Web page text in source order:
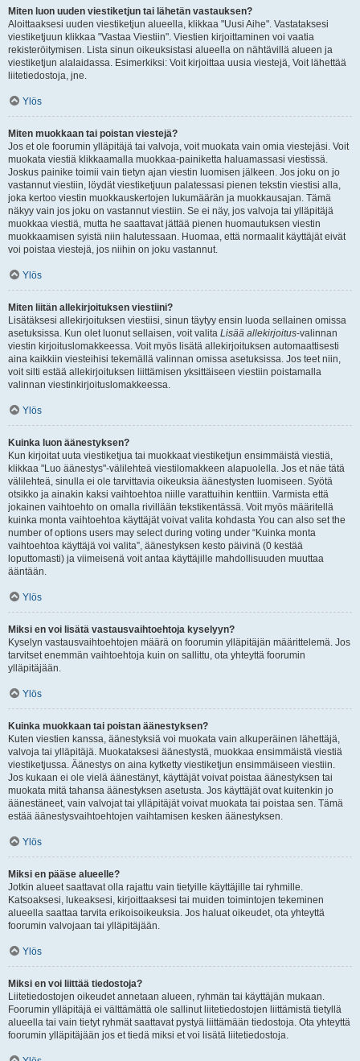
Miten luon uuden viestiketjun tai lähetän vastauksen?
Aloittaaksesi uuden viestiketjun alueella, klikkaa "Uusi Aihe". Vastataksesi
viestiketjuun klikkaa "Vastaa Viestiin". Viestien kirjoittaminen voi vaatia
rekisteröitymisen. Lista sinun oikeuksistasi alueella on nähtävillä alueen ja
viestiketjun alalaidassa. Esimerkiksi: Voit kirjoittaa uusia viestejä, Voit lähettää
liitetiedostoja, jne.
Ylös
Miten muokkaan tai poistan viestejä?
Jos et ole foorumin ylläpitäjä tai valvoja, voit muokata vain omia viestejäsi. Voit
muokata viestiä klikkaamalla muokkaa-painiketta haluamassasi viestissä.
Joskus painike toimii vain tietyn ajan viestin luomisen jälkeen. Jos joku on jo
vastannut viestiin, löydät viestiketjuun palatessasi pienen tekstin viestisi alla,
joka kertoo viestin muokkauskertojen lukumäärän ja muokkausajan. Tämä
näkyy vain jos joku on vastannut viestiin. Se ei näy, jos valvoja tai ylläpitäjä
muokkaa viestiä, mutta he saattavat jättää pienen huomautuksen viestin
muokkaamisen syistä niin halutessaan. Huomaa, että normaalit käyttäjät eivät
voi poistaa viestejä, jos niihin on joku vastannut.
Ylös
Miten liitän allekirjoituksen viestiini?
Lisätäksesi allekirjoituksen viestiisi, sinun täytyy ensin luoda sellainen omissa
asetuksissa. Kun olet luonut sellaisen, voit valita Lisää allekirjoitus-valinnan
viestin kirjoituslomakkeessa. Voit myös lisätä allekirjoituksen automaattisesti
aina kaikkiin viesteihisi tekemällä valinnan omissa asetuksissa. Jos teet niin,
voit silti estää allekirjoituksen liittämisen yksittäiseen viestiin poistamalla
valinnan viestinkirjoituslomakkeessa.
Ylös
Kuinka luon äänestyksen?
Kun kirjoitat uuta viestiketjua tai muokkaat viestiketjun ensimmäistä viestiä,
klikkaa "Luo äänestys"-välilehteä viestilomakkeen alapuolella. Jos et näe tätä
välilehteä, sinulla ei ole tarvittavia oikeuksia äänestysten luomiseen. Syötä
otsikko ja ainakin kaksi vaihtoehtoa niille varattuihin kenttiin. Varmista että
jokainen vaihtoehto on omalla rivillään tekstikentässä. Voit myös määritellä
kuinka monta vaihtoehtoa käyttäjät voivat valita kohdasta You can also set the
number of options users may select during voting under “Kuinka monta
vaihtoehtoa käyttäjä voi valita”, äänestyksen kesto päivinä (0 kestää
loputtomasti) ja viimeisenä voit antaa käyttäjille mahdollisuuden muuttaa
ääntään.
Ylös
Miksi en voi lisätä vastausvaihtoehtoja kyselyyn?
Kyselyn vastausvaihtoehtojen määrä on foorumin ylläpitäjän määrittelemä. Jos
tarvitset enemmän vaihtoehtoja kuin on sallittu, ota yhteyttä foorumin
ylläpitäjään.
Ylös
Kuinka muokkaan tai poistan äänestyksen?
Kuten viestien kanssa, äänestyksiä voi muokata vain alkuperäinen lähettäjä,
valvoja tai ylläpitäjä. Muokataksesi äänestystä, muokkaa ensimmäistä viestiä
viestiketjussa. Äänestys on aina kytketty viestiketjun ensimmäiseen viestiin.
Jos kukaan ei ole vielä äänestänyt, käyttäjät voivat poistaa äänestyksen tai
muokata mitä tahansa äänestyksen asetusta. Jos käyttäjät ovat kuitenkin jo
äänestäneet, vain valvojat tai ylläpitäjät voivat muokata tai poistaa sen. Tämä
estää äänestysvaihtoehtojen vaihtamisen kesken äänestyksen.
Ylös
Miksi en pääse alueelle?
Jotkin alueet saattavat olla rajattu vain tietyille käyttäjille tai ryhmille.
Katsoaksesi, lukeaksesi, kirjoittaaksesi tai muiden toimintojen tekeminen
alueella saattaa tarvita erikoisoikeuksia. Jos haluat oikeudet, ota yhteyttä
foorumin valvojaan tai ylläpitäjään.
Ylös
Miksi en voi liittää tiedostoja?
Liitetiedostojen oikeudet annetaan alueen, ryhmän tai käyttäjän mukaan.
Foorumin ylläpitäjä ei välttämättä ole sallinut liitetiedostojen liittämistä tietyllä
alueella tai vain tietyt ryhmät saattavat pystyä liittämään tiedostoja. Ota yhteyttä
foorumin ylläpitäjään jos et tiedä miksi et voi lisätä liitetiedostoja.